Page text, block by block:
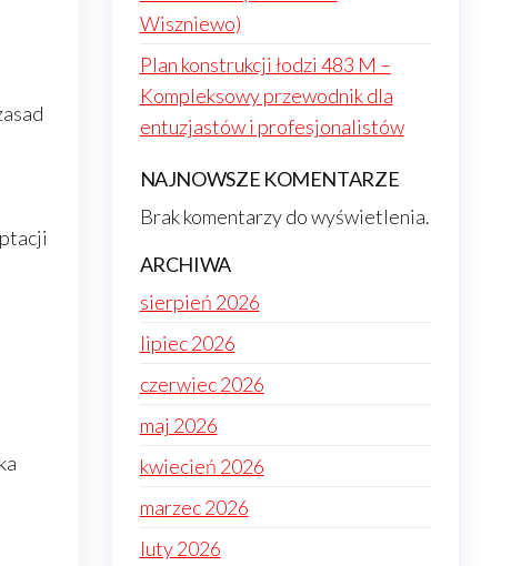
Wiszniewo)
Plan konstrukcji łodzi 483 M –
Kompleksowy przewodnik dla
entuzjastów i profesjonalistów
NAJNOWSZE KOMENTARZE
Brak komentarzy do wyświetlenia.
ARCHIWA
sierpień 2026
lipiec 2026
czerwiec 2026
maj 2026
kwiecień 2026
marzec 2026
luty 2026